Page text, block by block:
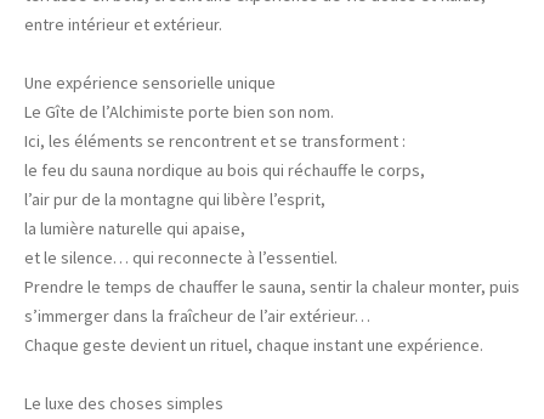
entre intérieur et extérieur.
Une expérience sensorielle unique
Le Gîte de l’Alchimiste porte bien son nom.
Ici, les éléments se rencontrent et se transforment :
le feu du sauna nordique au bois qui réchauffe le corps,
l’air pur de la montagne qui libère l’esprit,
la lumière naturelle qui apaise,
et le silence… qui reconnecte à l’essentiel.
Prendre le temps de chauffer le sauna, sentir la chaleur monter, puis
s’immerger dans la fraîcheur de l’air extérieur…
Chaque geste devient un rituel, chaque instant une expérience.
Le luxe des choses simples